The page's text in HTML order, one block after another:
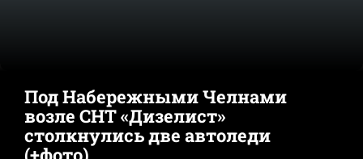
Под Набережными Челнами
возле СНТ «Дизелист»
столкнулись две автоледи